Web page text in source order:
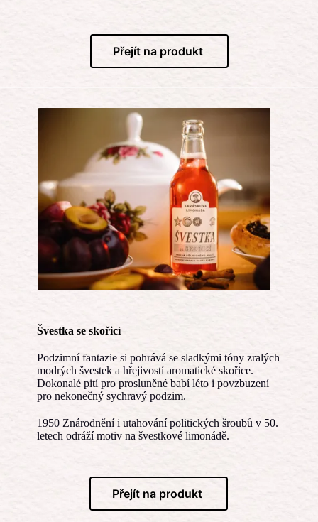
Přejít na produkt
Švestka se skořicí
Podzimní fantazie si pohrává se sladkými tóny zralých
modrých švestek a hřejivostí aromatické skořice.
Dokonalé pití pro prosluněné babí léto i povzbuzení
pro nekonečný sychravý podzim.
1950 Znárodnění i utahování politických šroubů v 50.
letech odráží motiv na švestkové limonádě.
Přejít na produkt